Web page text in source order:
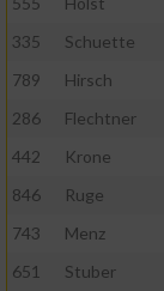
335
Schuette
789
Hirsch
286
Flechtner
442
Krone
846
Ruge
743
Menz
651
Stuber
Verwendung
Erstellung von
Werbung
Verwendung
personalisierter